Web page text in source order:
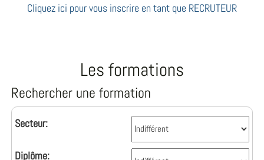
Cliquez ici pour vous inscrire en tant que RECRUTEUR
Les formations
Rechercher une formation
Secteur:
Diplôme: